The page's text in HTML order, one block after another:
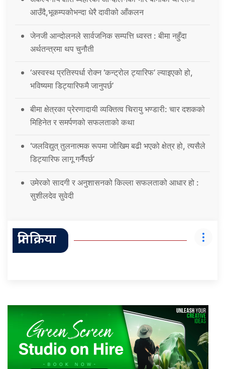
आउँदै,भूकम्पकोभन्दा धेरै दावीको आँकलन
जेनजी आन्दोलनले सार्वजनिक सम्पत्ति ध्वस्त : बीमा नहुँदा
अर्थतन्त्रमा थप चुनौती
‘अस्वस्थ प्रतिस्पर्धा रोक्न ‘कन्ट्रोल ट्यारिफ’ ल्याइएको हो,
भविष्यमा डिट्यारिफमै जानुपर्छ’
बीमा क्षेत्रका प्रेरणादायी व्यक्तित्व चिरायु भण्डारी: चार दशकको
मिहिनेत र समर्पणको सफलताको कथा
‘जलविद्युत् तुलनात्मक रूपमा जोखिम बढी भएको क्षेत्र हो, त्यसैले
डिट्यारिफ लागू गर्नैपर्छ’
उमेरको सादगी र अनुशासनको किल्ला सफलताको आधार हो :
सुशीलदेव सुवेदी
प्रतिक्रिया